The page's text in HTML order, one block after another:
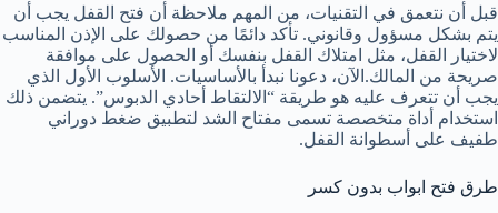
قبل أن نتعمق في التقنيات، من المهم ملاحظة أن فتح القفل يجب أن
يتم بشكل مسؤول وقانوني. تأكد دائمًا من حصولك على الإذن المناسب
لاختيار القفل، مثل امتلاك القفل بنفسك أو الحصول على موافقة
صريحة من المالك.الآن، دعونا نبدأ بالأساسيات. الأسلوب الأول الذي
يجب أن تتعرف عليه هو طريقة “الالتقاط أحادي الدبوس”. يتضمن ذلك
استخدام أداة متخصصة تسمى مفتاح الشد لتطبيق ضغط دوراني
طفيف على أسطوانة القفل.
طرق فتح ابواب بدون كسر